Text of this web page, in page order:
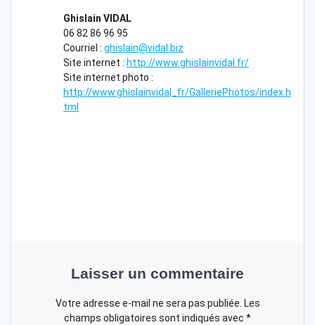
Ghislain VIDAL
06 82 86 96 95
Courriel : ghislain@vidal.biz
Site internet : http://www.ghislainvidal.fr/
Site internet photo :
http://www.ghislainvida|_fr/GalleriePhotos/index.h
tml
Laisser un commentaire
Votre adresse e-mail ne sera pas publiée. Les
champs obligatoires sont indiqués avec *